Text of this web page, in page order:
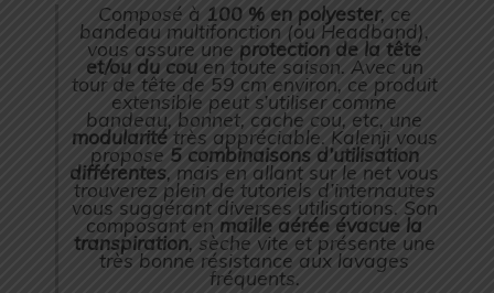
Composé à 100 % en polyester, ce
bandeau multifonction (ou Headband),
vous assure une protection de la tête
et/ou du couen toute saison. Avec un
tour de tête de 59 cm environ, ce produit
extensible peut s’utiliser comme
bandeau, bonnet, cache cou, etc, une
modularitétrès appréciable. Kalenji vous
propose 5 combinaisons d’utilisation
différentes, mais en allant sur le net vous
trouverez plein de tutoriels d’internautes
vous suggérant diverses utilisations. Son
composant en maille aérée évacue la
transpiration, sèche vite et présente une
très bonne résistance aux lavages
fréquents.